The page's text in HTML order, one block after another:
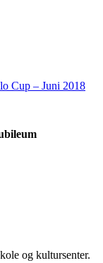
Cup – Juni 2018
og kultursenter.